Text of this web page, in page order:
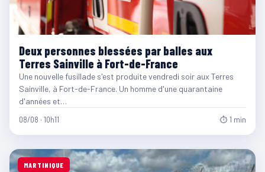
Deux personnes blessées par balles aux
Terres Sainville à Fort-de-France
Une nouvelle fusillade s'est produite vendredi soir aux Terres
Sainville, à Fort-de-France. Un homme d'une quarantaine
d'années et…
08/08 · 10h11 ⏱ 1 min
MARTINIQUE